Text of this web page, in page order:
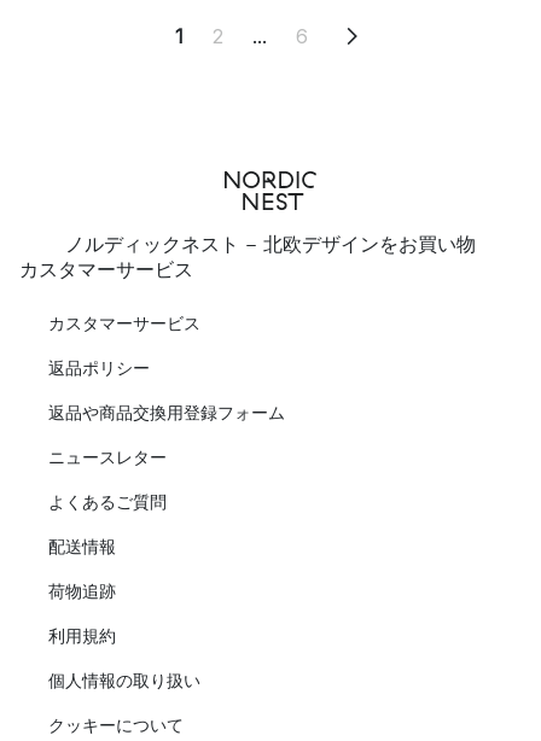
1 2 ... 6
ノルディックネスト - 北欧デザインをお買い物
カスタマーサービス
カスタマーサービス
返品ポリシー
返品や商品交換用登録フォーム
ニュースレター
よくあるご質問
配送情報
荷物追跡
利用規約
個人情報の取り扱い
クッキーについて